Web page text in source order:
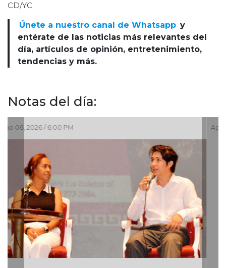
CD/YC
Únete a nuestro canal de Whatsapp y
entérate de las noticias más relevantes del
día, artículos de opinión, entretenimiento,
tendencias y más.
Notas del día:
Ago 06, 2026 / 10:01 AM